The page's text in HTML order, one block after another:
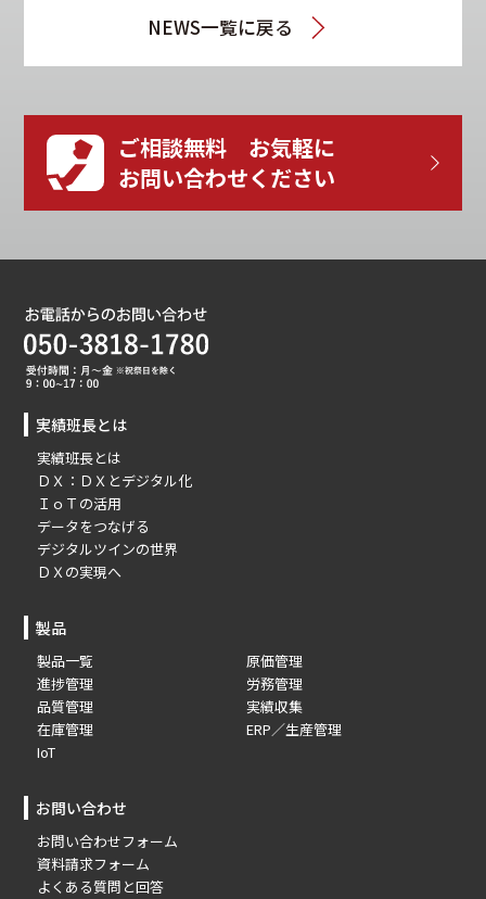
NEWS一覧に戻る
ご相談無料 お気軽に
お問い合わせください
実績班長とは
実績班長とは
ＤＸ：ＤＸとデジタル化
ＩｏＴの活用
データをつなげる
デジタルツインの世界
ＤＸの実現へ
製品
製品一覧
進捗管理
品質管理
在庫管理
IoT
原価管理
労務管理
実績収集
ERP／生産管理
お問い合わせ
お問い合わせフォーム
資料請求フォーム
よくある質問と回答